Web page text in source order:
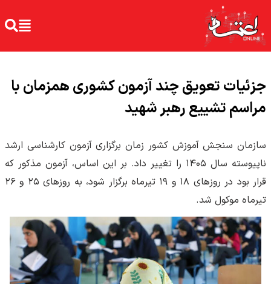
جزئیات تعویق چند آزمون کشوری همزمان با
مراسم تشییع رهبر شهید
سازمان سنجش آموزش کشور زمان برگزاری آزمون کارشناسی ارشد
ناپیوسته سال ۱۴۰۵ را تغییر داد. بر این اساس، آزمون مذکور که
قرار بود در روزهای ۱۸ و ۱۹ تیرماه برگزار شود، به روزهای ۲۵ و ۲۶
تیرماه موکول شد.